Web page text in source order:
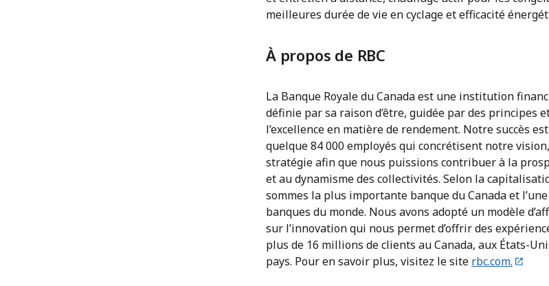
meilleures durée de vie en cyclage et efficacité
À propos de RBC
La Banque Royale du Canada est une institution
définie par sa raison d’être, guidée par des principes
l’excellence en matière de rendement. Notre succès
quelque 84 000 employés qui concrétisent notre
stratégie afin que nous puissions contribuer à la
et au dynamisme des collectivités. Selon la
sommes la plus importante banque du Canada et
banques du monde. Nous avons adopté un modèle
sur l’innovation qui nous permet d’offrir des
plus de 16 millions de clients au Canada, aux États-
pays. Pour en savoir plus, visitez le site rbc.com.‎